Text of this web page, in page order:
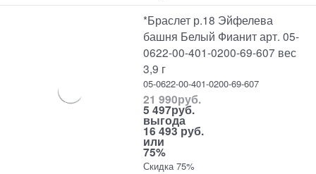
*Браслет р.18 Эйфелева
башня Белый Фианит арт. 05-
0622-00-401-0200-69-607 вес
3,9 г
05-0622-00-401-0200-69-607
21 990руб.
5 497руб.
выгода
16 493 руб.
или
75%
Скидка 75%